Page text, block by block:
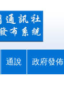
通說 政府發佈